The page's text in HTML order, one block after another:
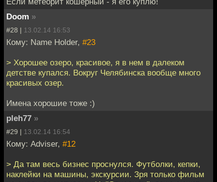
Doom »
#28 | 13.02.14 16:53
Кому: Name Holder, #23
> Хорошее озеро, красивое, я в нем в далеком
детстве купался. Вокруг Челябинска вообще много
красивых озер.
Имена хорошие тоже :)
pleh77 »
#29 | 13.02.14 16:54
Кому: Adviser, #12
> Да там весь бизнес проснулся. Футболки, кепки,
наклейки на машины, экскурсии. Зря только фильм